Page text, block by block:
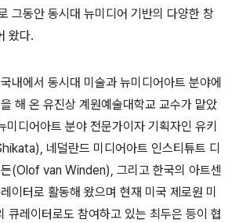
그동안 동시대 뉴미디어 기반의 다양한 창
왔다.
내에서 동시대 미술과 뉴미디어아트 분야에
해 온 유진상 계원예술대학교 교수가 맡았
미디어아트 분야 전문가이자 기획자인 유키
네덜란드 미디어아트 인스티튜트 디
(Olof van Winden), 그리고 한국의 아트센
이터로 활동해 왔으며 현재 미국 제로원 미
큐레이터로도 참여하고 있는 최두은 등이 협